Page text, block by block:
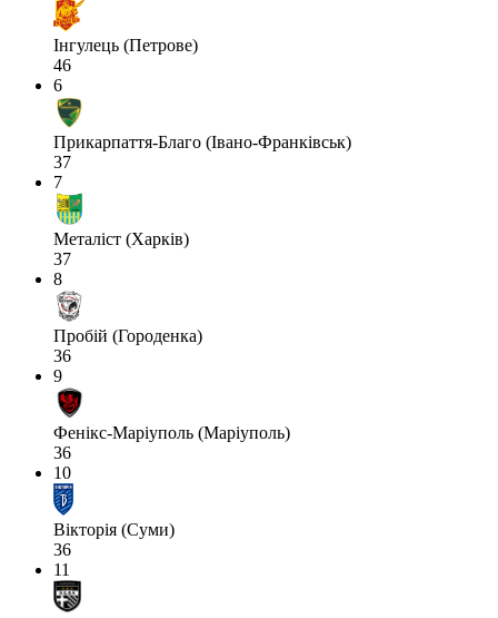
Інгулець (Петрове)
46
6
Прикарпаття-Благо (Івано-Франківськ)
37
7
Металіст (Харків)
37
8
Пробій (Городенка)
36
9
Фенікс-Маріуполь (Маріуполь)
36
10
Вікторія (Суми)
36
11